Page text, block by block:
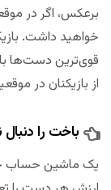
برعکس، اگر در
خواهید داشت.
قوی‌ترین دست‌ها
از بازیکنان در
باخت را دنبال
یک ماشین حساب